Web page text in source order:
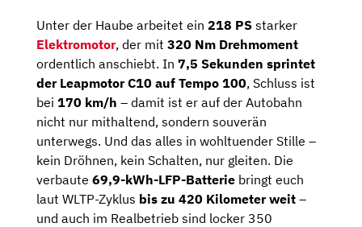
Unter der Haube arbeitet ein 218 PS starker
Elektromotor, der mit 320 Nm Drehmoment
ordentlich anschiebt. In 7,5 Sekunden sprintet
der Leapmotor C10 auf Tempo 100, Schluss ist
bei 170 km/h – damit ist er auf der Autobahn
nicht nur mithaltend, sondern souverän
unterwegs. Und das alles in wohltuender Stille –
kein Dröhnen, kein Schalten, nur gleiten. Die
verbaute 69,9-kWh-LFP-Batterie bringt euch
laut WLTP-Zyklus bis zu 420 Kilometer weit –
und auch im Realbetrieb sind locker 350